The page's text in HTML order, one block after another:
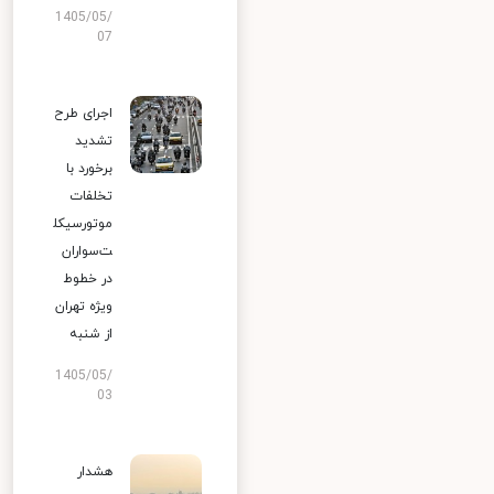
1405/05/
07
اجرای طرح
تشدید
برخورد با
تخلفات
موتورسیکل
ت‌سواران
در خطوط
ویژه تهران
از شنبه
1405/05/
03
هشدار